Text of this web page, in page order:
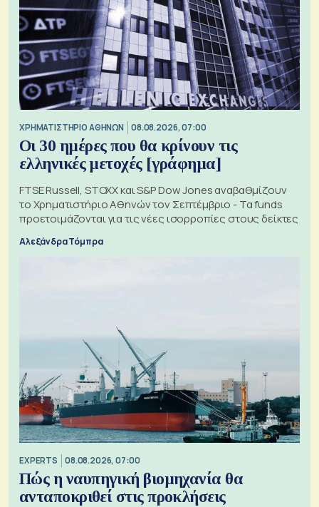
XΡΗΜΑΤΙΣΤΗΡΙΟ ΑΘΗΝΩΝ 08.08.2026, 07:00
Οι 30 ημέρες που θα κρίνουν τις
ελληνικές μετοχές [γράφημα]
FTSE Russell, STOXX και S&P Dow Jones αναβαθμίζουν
το Χρηματιστήριο Αθηνών τον Σεπτέμβριο - Τα funds
προετοιμάζονται για τις νέες ισορροπίες στους δείκτες
Αλεξάνδρα Τόμπρα
EXPERTS 08.08.2026, 07:00
Πώς η ναυπηγική βιομηχανία θα
ανταποκριθεί στις προκλήσεις